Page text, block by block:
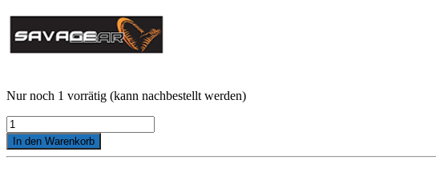
Nur noch 1 vorrätig (kann nachbestellt werden)
Side
Cutter
Pliers
In den Warenkorb